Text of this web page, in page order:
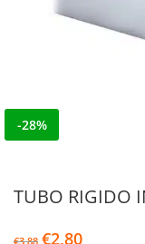
-28%
TUBO RIGIDO
€3,88 Il
€2,80Il